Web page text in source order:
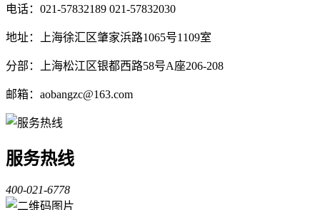
电话：021-57832189 021-57832030
地址：上海徐汇区肇家浜路1065号1109室
分部：上海松江区银都西路58号A座206-208
邮箱：aobangzc@163.com
服务热线
400-021-6778